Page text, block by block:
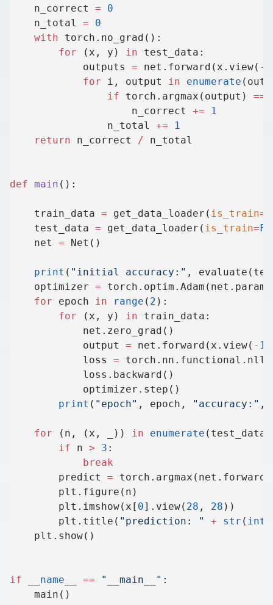
    n_correct
= 0
    n_total
= 0
    with
torch.no_grad():
        for
(x, y) in test_data:
            outputs
= net.forward(x.view( -
            for
i, output in enumerate
                if
torch.argmax(output) ==
                    n_correct
+= 1
                n_total
+= 1
    return
n_correct / n_total
def main ():
    train_data
= get_data_loader( is_train=
    test_data
= get_data_loader( is_train=
    net
= Net()
    print
( "initial accuracy:" ,
    optimizer
=
    for
epoch in range ( 2 ):
        for
(x, y) in train_data:
            net.zero_grad()
            output
= net.forward(x.view( - 1
            loss
=
            loss.backward()
            optimizer.step()
        print
( "epoch" , epoch, "accuracy:" ,
    for
(n, (x, _)) in enumerate
        if
n > 3 :
            break
        predict
=
        plt.figure(n)
        plt.imshow(x[
0].view( 28 , 28 ))
        plt.title(
"prediction: " + str ( int
    plt.show()
if __name__ == "__main__" :
    main()